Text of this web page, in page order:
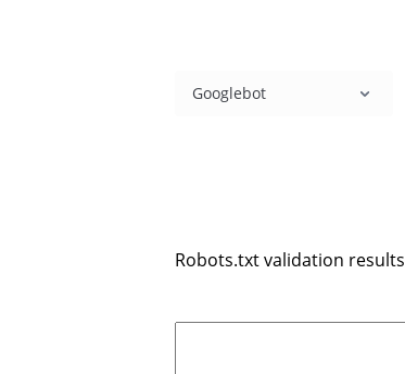
Googlebot
Robots.txt validation results